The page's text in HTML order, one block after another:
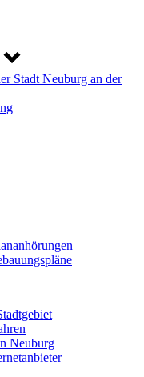
Stadt Neuburg an der
Neuburg